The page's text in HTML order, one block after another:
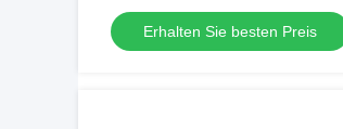
Anforderungen
Erhalten Sie besten Preis